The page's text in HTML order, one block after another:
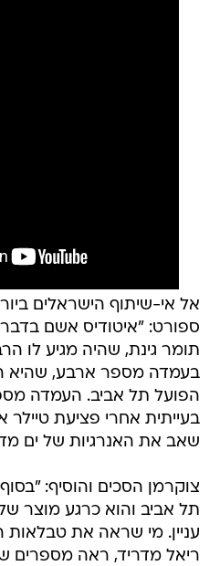
אל אי-שיתוף הישראלים
ספורט: "איטודיס אשם
תומר גינת, שהיה מגיע לו
בעמדה מספר ארבע, שהיא
הפועל תל אביב. העמדה
בעייתית אחרי פציעת טיילר
שאב את האנרגיות של ים
צוקרמן הסכים והוסיף:
תל אביב והוא כרגע מוצר
עניין. מי שראה את טבלאות
ריאל מדריד, ראה מספרים